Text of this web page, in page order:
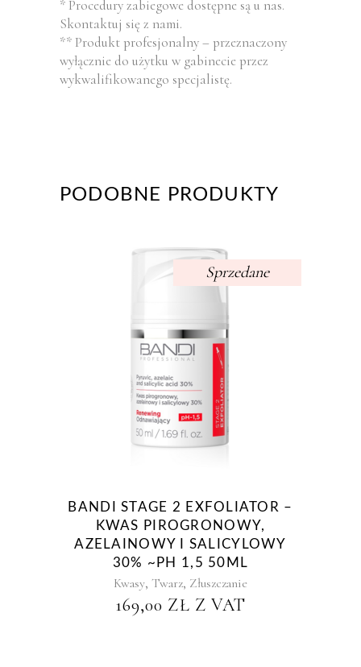
* Procedury zabiegowe dostępne są u nas.
Skontaktuj się z nami.
** Produkt profesjonalny – przeznaczony
wyłącznie do użytku w gabinecie przez
wykwalifikowanego specjalistę.
PODOBNE PRODUKTY
Sprzedane
BANDI STAGE 2 EXFOLIATOR –
KWAS PIROGRONOWY,
AZELAINOWY I SALICYLOWY
30% ~PH 1,5 50ML
Kwasy, Twarz, Złuszczanie
169,00 ZŁ Z VAT